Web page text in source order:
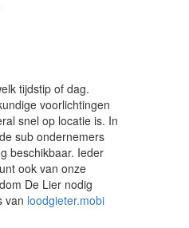
tijdstip of dag.
voorlichtingen
snel op locatie is. In
sub ondernemers
beschikbaar. Ieder
ook van onze
De Lier nodig
van loodgieter.mobi